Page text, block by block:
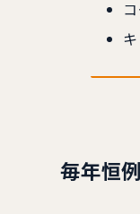
毎年恒